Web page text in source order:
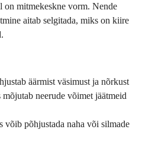
mitmekeskne vorm. Nende
aitab selgitada, miks on kiire
äärmist väsimust ja nõrkust
neerude võimet jäätmeid
põhjustada naha või silmade